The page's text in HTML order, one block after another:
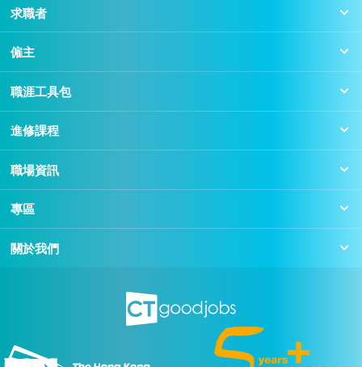
求職者
僱主
職涯工具包
進修課程
職場資訊
專區
關於我們